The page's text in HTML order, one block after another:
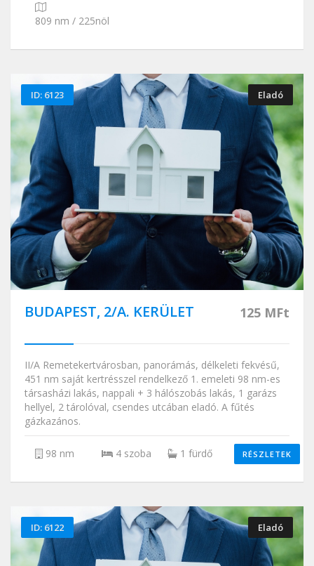
809 nm / 225nöl
ID: 6123 Eladó
BUDAPEST, 2/A. KERÜLET 125 MFt
II/A Remetekertvárosban, panorámás, délkeleti fekvésű,
451 nm saját kertrésszel rendelkező 1. emeleti 98 nm-es
társasházi lakás, nappali + 3 hálószobás lakás, 1 garázs
hellyel, 2 tárolóval, csendes utcában eladó. A fűtés
gázkazános.
98 nm 4 szoba 1 fürdő RÉSZLETEK
ID: 6122 Eladó